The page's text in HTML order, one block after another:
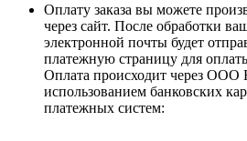
Оплату заказа вы можете
через сайт. После обработки
электронной почты будет
платежную страницу для
Оплата происходит через
использованием банковских
платежных систем: